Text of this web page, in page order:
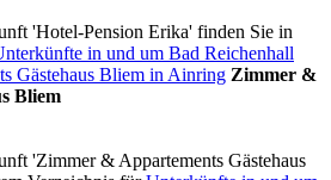
'Hotel-Pension Erika' finden Sie in
in und um Bad Reichenhall
Zimmer &
Bliem
'Zimmer & Appartements Gästehaus